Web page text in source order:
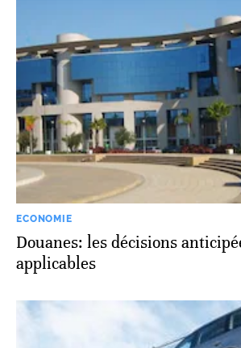
ECONOMIE
Douanes: les décisions
applicables